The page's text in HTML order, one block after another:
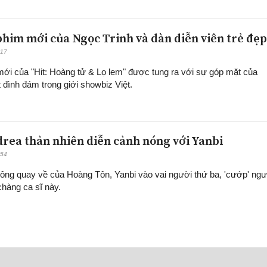
mới của Ngọc Trinh và dàn diễn viên trẻ đẹp
của "Hit: Hoàng tử & Lọ lem" được tung ra với sự góp mặt của
đám trong giới showbiz Việt.
thản nhiên diễn cảnh nóng với Yanbi
quay về của Hoàng Tôn, Yanbi vào vai người thứ ba, 'cướp'
ca sĩ này.